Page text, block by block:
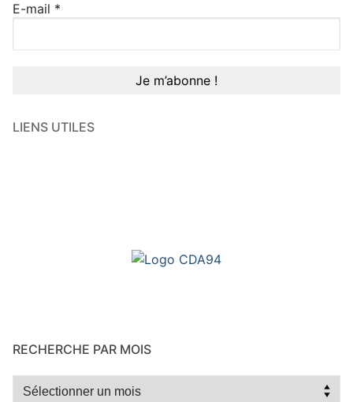
E-mail *
LIENS UTILES
RECHERCHE PAR MOIS
Recherche